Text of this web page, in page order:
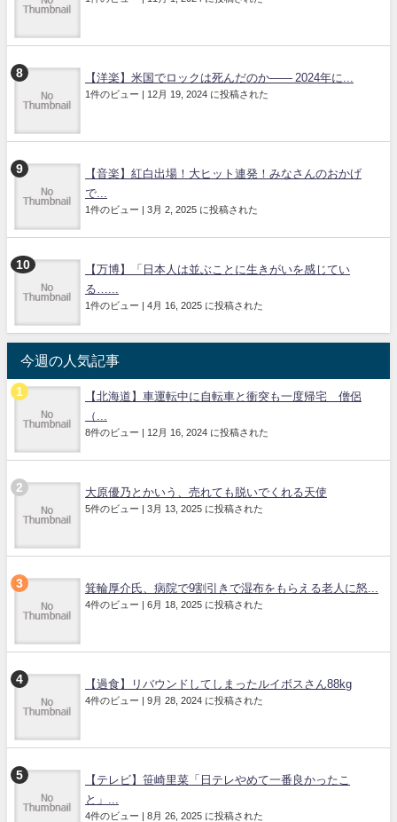
【洋楽】米国でロックは死んだのか―― 2024年に...
1件のビュー | 12月 19, 2024 に投稿された
【音楽】紅白出場！大ヒット連発！みなさんのおかげ
で...
1件のビュー | 3月 2, 2025 に投稿された
【万博】「日本人は並ぶことに生きがいを感じてい
る…...
1件のビュー | 4月 16, 2025 に投稿された
今週の人気記事
【北海道】車運転中に自転車と衝突も一度帰宅 僧侶
（...
8件のビュー | 12月 16, 2024 に投稿された
大原優乃とかいう、売れても脱いでくれる天使
5件のビュー | 3月 13, 2025 に投稿された
箕輪厚介氏、病院で9割引きで湿布をもらえる老人に怒...
4件のビュー | 6月 18, 2025 に投稿された
【過食】リバウンドしてしまったルイボスさん88kg
4件のビュー | 9月 28, 2024 に投稿された
【テレビ】笹崎里菜「日テレやめて一番良かったこ
と」...
4件のビュー | 8月 26, 2025 に投稿された